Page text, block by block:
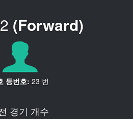
(Forward)
등번호: 23 번
경기 개수